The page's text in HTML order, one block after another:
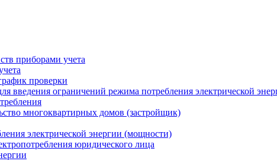
приборами учета
проверки
введения ограничений режима потребления электрической
многоквартирных домов (застройщик)
электрической энергии (мощности)
юридического лица